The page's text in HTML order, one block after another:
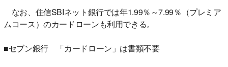
なお、住信SBIネット銀行では年1.99％～7.99％（プレミア
ムコース）のカードローンも利用できる。
■セブン銀行 「カードローン」は書類不要